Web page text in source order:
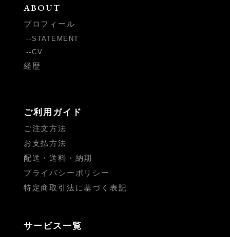
ABOUT
プロフィール
STATEMENT
CV
経歴
ご利用ガイド
ご注文方法
お支払方法
配送・送料・納期
プライバシーポリシー
特定商取引法に基づく表記
サービス一覧